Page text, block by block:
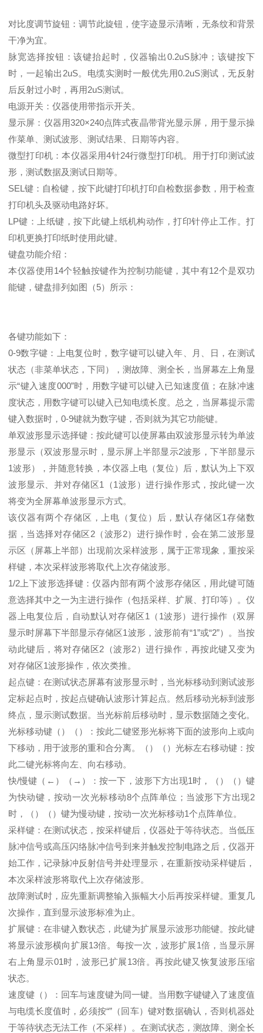
对比度调节旋钮：调节此旋钮，使字迹显示清晰，无条纹和背景
干净为宜。
脉宽选择按钮：该键抬起时，仪器输出0.2uS脉冲；该键按下
时，一起输出2uS。电缆实测时一般优先用0.2uS测试，无反射
后反射过小时，再用2uS测试。
电源开关：仪器使用带指示开关。
显示屏：仪器用320×240点阵式夜晶带背光显示屏，用于显示操
作菜单、测试波形、测试结果、日期等内容。
微型打印机：本仪器采用4针24行微型打印机。用于打印测试波
形，测试数据及测试日期等。
SEL键：自检键，按下此键打印机打印自检数据参数，用于检查
打印机头及驱动电路好坏。
LP键：上纸键，按下此键上纸机构动作，打印针停止工作。打
印机更换打印纸时使用此键。
键盘功能介绍：
本仪器使用14个轻触按键作为控制功能键，其中有12个是双功
能键，键盘排列如图（5）所示：
各键功能如下：
0-9数字键：上电复位时，数字键可以键入年、月、日，在测试
状态（非菜单状态，下同），测故障、测全长，当屏幕左上角显
示“键入速度000”时，用数字键可以键入已知速度值；在脉冲速
度状态，用数字键可以键入已知电缆长度。总之，当屏幕提示需
键入数据时，0-9键就为数字键，否则就为其它功能键。
单双波形显示选择键：按此键可以使屏幕由双波形显示转为单波
形显示（双波形显示时，显示屏上半部显示2波形，下半部显示
1波形），并随意转换，本仪器上电（复位）后，默认为上下双
波形显示、并对存储区1（1波形）进行操作形式，按此键一次
将变为全屏幕单波形显示方式。
该仪器有两个存储区，上电（复位）后，默认存储区1存储数
据，当选择对存储区2（波形2）进行操作时，会在第二波形显
示区（屏幕上半部）出现前次采样波形，属于正常现象，重按采
样键，本次采样波形将取代上次存储波形。
1/2上下波形选择键：仪器内部有两个波形存储区，用此键可随
意选择其中之一为主进行操作（包括采样、扩展、打印等）。仪
器上电复位后，自动默认对存储区1（1波形）进行操作（双屏
显示时屏幕下半部显示存储区1波形，波形前有“1”或“2”）。当按
动此键后，将对存储区2（波形2）进行操作，再按此键又变为
对存储区1波形操作，依次类推。
起点键：在测试状态屏幕有波形显示时，当光标移动到测试波形
定标起点时，按起点键确认波形计算起点。然后移动光标到波形
终点，显示测试数据。当光标前后移动时，显示数据随之变化。
光标移动键（）（）：按此二键竖形光标将下面的波形向上或向
下移动，用于波形的重和合分离。（）（）光标左右移动键：按
此二键光标将向左、向右移动。
快/慢键（←）（→）：按一下，波形下方出现1时，（）（）键
为快动键，按动一次光标移动8个点阵单位；当波形下方出现2
时，（）（）键为慢动键，按动一次光标移动1个点阵单位。
采样键：在测试状态，按采样键后，仪器处于等待状态。当低压
脉冲信号或高压闪络脉冲信号到来并触发控制电路之后，仪器开
始工作，记录脉冲反射信号并处理显示，在重新按动采样键后，
本次采样波形将取代上次存储波形。
故障测试时，应先重新调整输入振幅大小后再按采样键。重复几
次操作，直到显示波形标准为止。
扩展键：在非键入数状态，此键为扩展显示波形功能键。按此键
将显示波形横向扩展13倍。每按一次，波形扩展1倍，当显示屏
右上角显示01时，波形已扩展13倍。再按此键又恢复波形压缩
状态。
速度键（）：回车与速度键为同一键。当用数字键键入了速度值
与电缆长度值时，必须按“”（回车）键对数据确认，否则机器处
于等待状态无法工作（不采样）。在测试状态，测故障、测全长